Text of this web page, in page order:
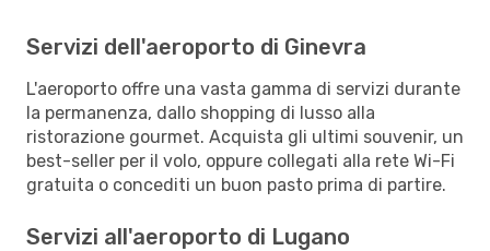
Servizi dell'aeroporto di Ginevra
L'aeroporto offre una vasta gamma di servizi durante
la permanenza, dallo shopping di lusso alla
ristorazione gourmet. Acquista gli ultimi souvenir, un
best-seller per il volo, oppure collegati alla rete Wi-Fi
gratuita o concediti un buon pasto prima di partire.
Servizi all'aeroporto di Lugano